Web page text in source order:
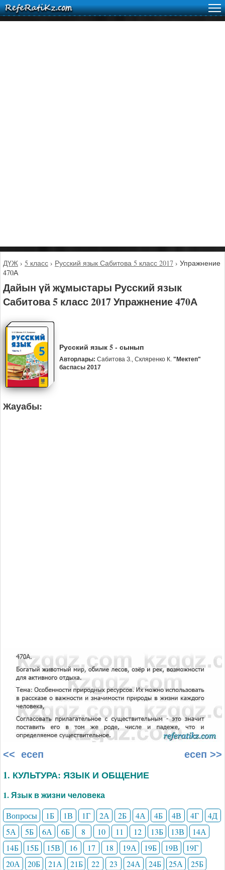
ДҮЖ › 5 класс › Русский язык Сабитова 5 класс 2017 › Упражнение
470А
Дайын үй жұмыстары Русский язык
Сабитова 5 класс 2017 Упражнение 470А
Русский язык 5 - сынып
Авторлары: Сабитова З., Скляренко К. "Мектеп"
баспасы 2017
Жауабы:
<< есеп есеп >>
1. КУЛЬТУРА: ЯЗЫК И ОБЩЕНИЕ
1. Язык в жизни человека
Вопросы 1Б 1В 1Г 2А 2Б 4А 4Б 4В 4Г
4Д
5А
5Б 6А 6Б 8 10 11 12 13Б 13В
14А
14Б
15Б 15В 16 17 18 19А 19Б 19В
19Г
20А
20Б 21А 21Б 22 23 24А 24Б 25А
25Б